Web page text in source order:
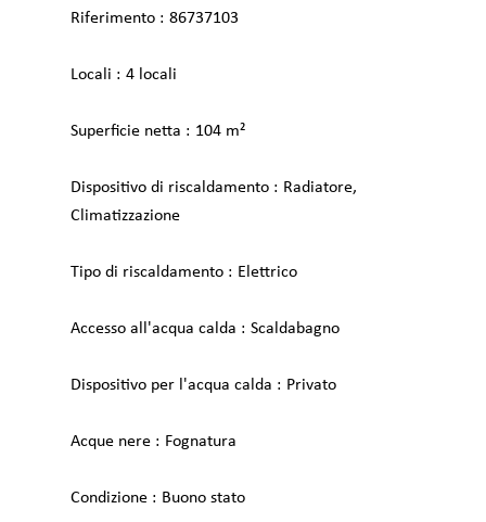
Riferimento 86737103
Locali 4 locali
Superficie netta 104 m²
Dispositivo di riscaldamento
Radiatore,
Climatizzazione
Tipo di riscaldamento Elettrico
Accesso all'acqua calda Scaldabagno
Dispositivo per l'acqua calda Privato
Acque nere Fognatura
Condizione Buono stato